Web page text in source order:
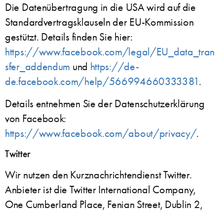
Die Datenübertragung in die USA wird auf die
Standardvertragsklauseln der EU-Kommission
gestützt. Details finden Sie hier:
https://www.facebook.com/legal/EU_data_tran
sfer_addendum und https://de-
de.facebook.com/help/566994660333381.
Details entnehmen Sie der Datenschutzerklärung
von Facebook:
https://www.facebook.com/about/privacy/.
Twitter
Wir nutzen den Kurznachrichtendienst Twitter.
Anbieter ist die Twitter International Company,
One Cumberland Place, Fenian Street, Dublin 2,